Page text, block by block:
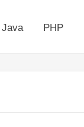
Java PHP